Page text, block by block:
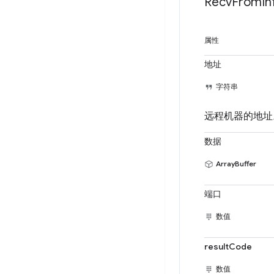
属性
地址
字符串
远程机器的地
数据
ArrayBuffer
端口
数值
resultCode
数值